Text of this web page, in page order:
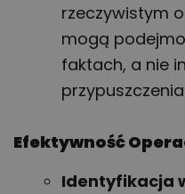
rzeczywistym
mogą
faktach, a nie
Efektywność
Identyfikacja